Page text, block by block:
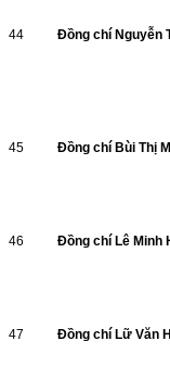
44 Đồng chí Nguyễn
45 Đồng chí Bùi Thị
46 Đồng chí Lê Minh
47 Đồng chí Lữ Văn